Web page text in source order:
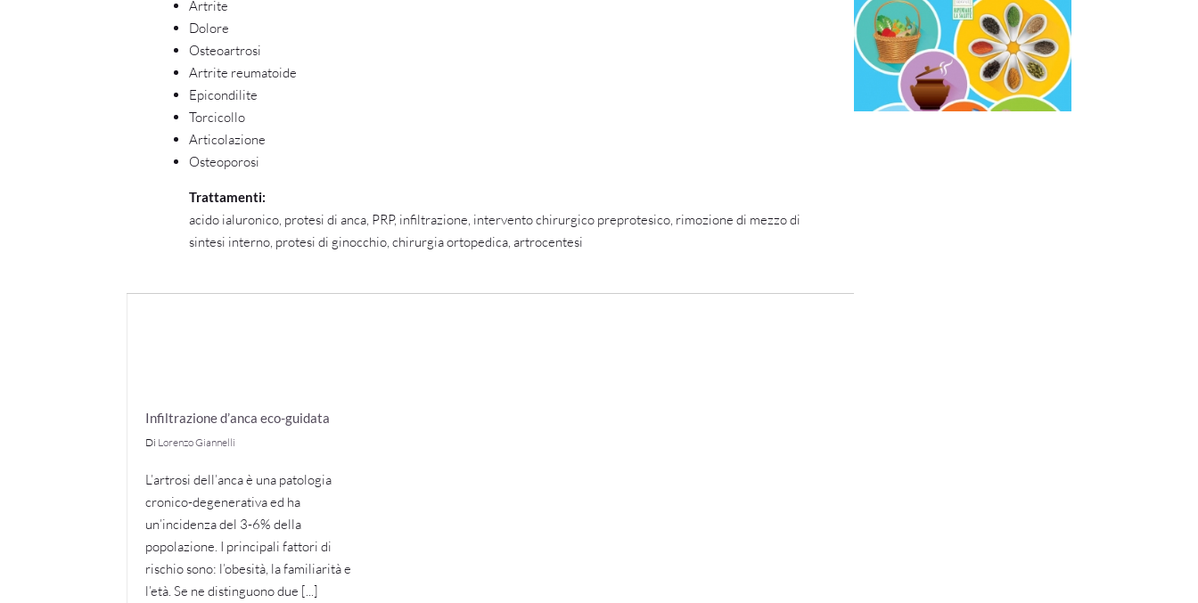
Artrite
Dolore
Osteoartrosi
Artrite reumatoide
Epicondilite
Torcicollo
Articolazione
Osteoporosi
Trattamenti:
acido ialuronico, protesi di anca, PRP, infiltrazione, intervento chirurgico preprotesico, rimozione di mezzo di
sintesi interno, protesi di ginocchio, chirurgia ortopedica, artrocentesi
Infiltrazione d’anca eco-guidata
Di Lorenzo Giannelli
L’artrosi dell’anca è una patologia
cronico-degenerativa ed ha
un’incidenza del 3-6% della
popolazione. I principali fattori di
rischio sono: l’obesità, la familiarità e
l’età. Se ne distinguono due [...]